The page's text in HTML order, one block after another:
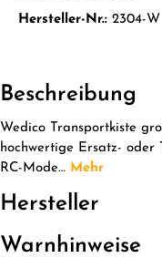
Hersteller-Nr.: 2304-W
Beschreibung
Wedico Transportkiste
hochwertige Ersatz-
RC-Mode… Mehr
Hersteller
Warnhinweise